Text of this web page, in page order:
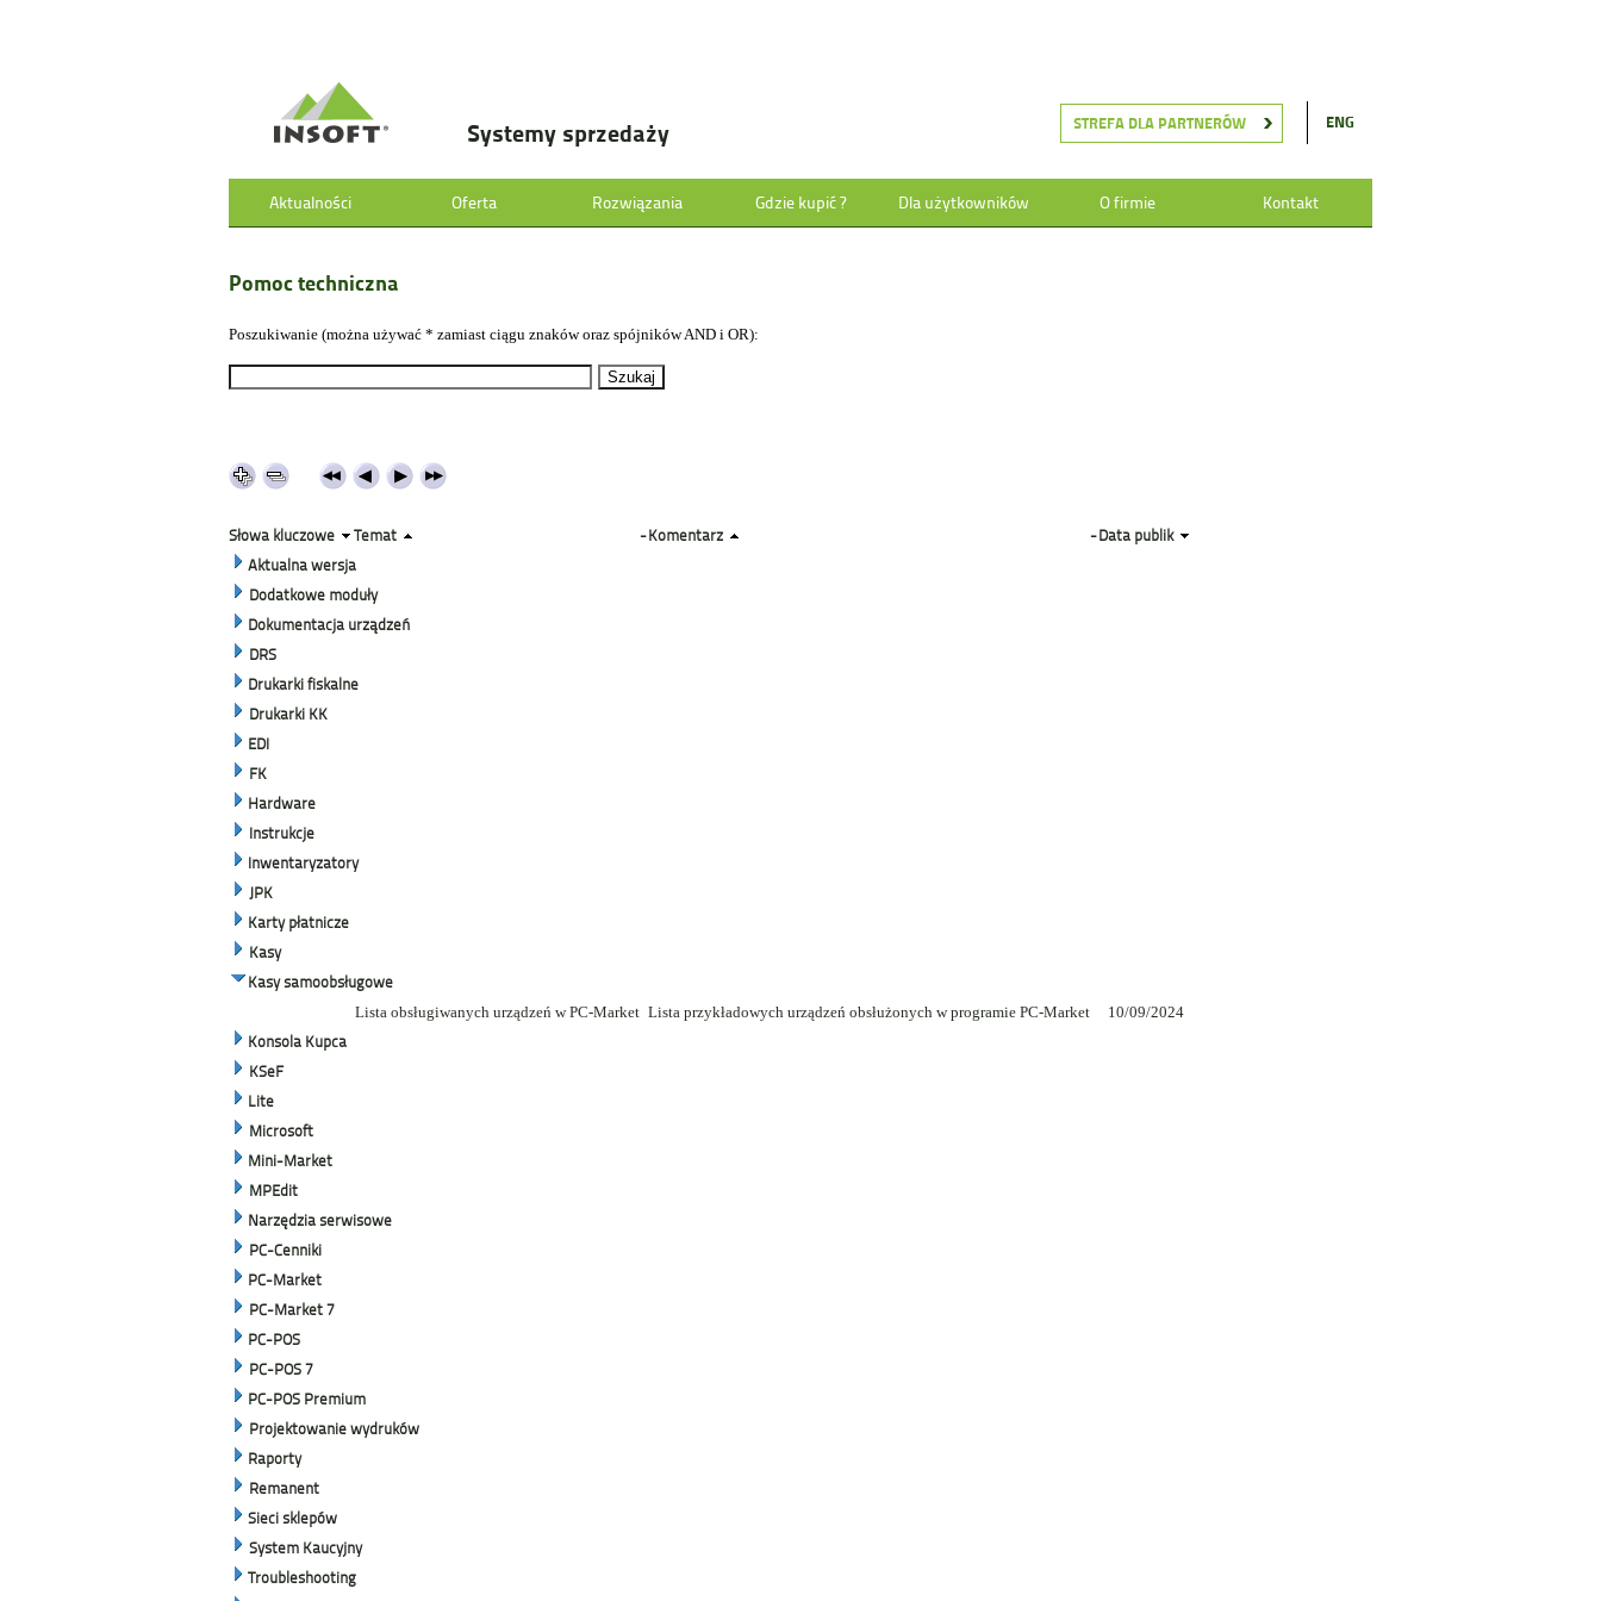
STREFA DLA PARTNERÓW ENG
Systemy sprzedaży
Aktualności Oferta Rozwiązania Gdzie kupić ? Dla użytkowników O firmie Kontakt
Pomoc techniczna
Poszukiwanie (można używać * zamiast ciągu znaków oraz spójników AND i OR):
Słowa kluczowe Temat -Komentarz -Data publik
Aktualna wersja
Dodatkowe moduły
Dokumentacja urządzeń
DRS
Drukarki fiskalne
Drukarki KK
EDI
FK
Hardware
Instrukcje
Inwentaryzatory
JPK
Karty płatnicze
Kasy
Kasy samoobsługowe
Lista obsługiwanych urządzeń w PC-Market Lista przykładowych urządzeń obsłużonych w programie PC-Market
10/09/2024
Konsola Kupca
KSeF
Lite
Microsoft
Mini-Market
MPEdit
Narzędzia serwisowe
PC-Cenniki
PC-Market
PC-Market 7
PC-POS
PC-POS 7
PC-POS Premium
Projektowanie wydruków
Raporty
Remanent
Sieci sklepów
System Kaucyjny
Troubleshooting